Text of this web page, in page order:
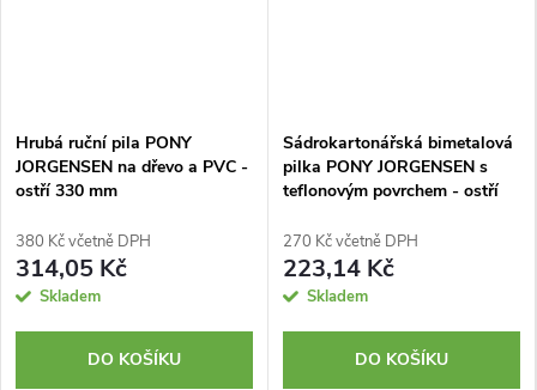
Hrubá ruční pila PONY
JORGENSEN na dřevo a PVC -
ostří 330 mm
380 Kč včetně DPH
314,05 Kč
Skladem
DO KOŠÍKU
Sádrokartonářská bimetalová
pilka PONY JORGENSEN s
teflonovým povrchem - ostří
270 Kč včetně DPH
223,14 Kč
Skladem
DO KOŠÍKU